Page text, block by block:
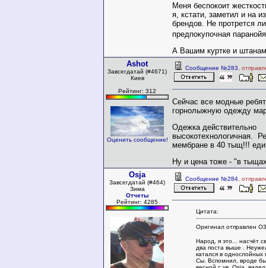
Меня беспокоит
я, кстати, заметил и на
брендов. Не протрется
предпокупочная
А Вашим куртке и
Ashot
Завсегдатай (#4671)
Киев
Рейтинг: 312
Оценить сообщение!
Сообщение №283 ,
Сейчас все модные
горнолыжную одежду
Одежка действительно
высокотехнологичная.
мембране в 40 тыщ!!!
Ну и цена тоже - "в
Osja
Завсегдатай (#464)
Зима
Отчеты
Рейтинг: 4285
Сообщение №284 ,
Цитата:
Оригинал отправлен
Народ, я это... насчёт
два поста выше .
катался в
Сы. Вспомнил, вроде